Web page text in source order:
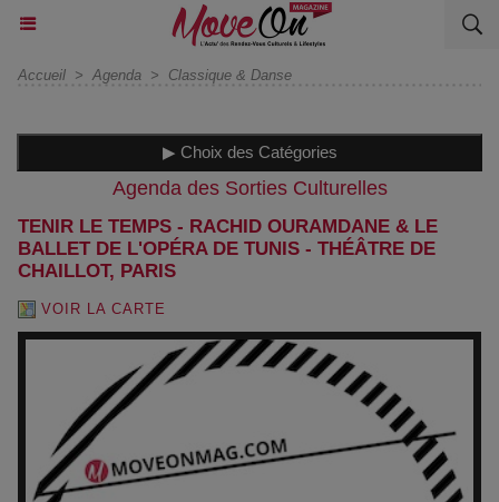
Accueil > Agenda > Classique & Danse
▶ Choix des Catégories
Agenda des Sorties Culturelles
TENIR LE TEMPS - RACHID OURAMDANE & LE
BALLET DE L'OPÉRA DE TUNIS - THÉÂTRE DE
CHAILLOT, PARIS
VOIR LA CARTE